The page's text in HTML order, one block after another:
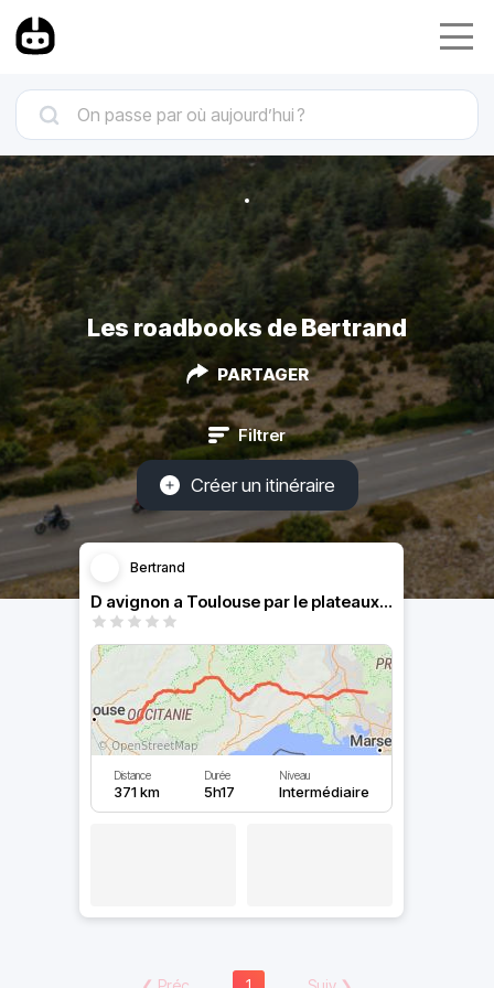
Les roadbooks de Bertrand
PARTAGER
Filtrer
Créer un itinéraire
Bertrand
D avignon a Toulouse par le plateaux des causses
Distance
371 km
Durée
5h17
Niveau
Intermédiaire